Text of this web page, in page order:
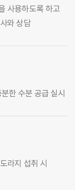
사용하도록 하고
와 상담
한 수분 공급 실시
라지 섭취 시